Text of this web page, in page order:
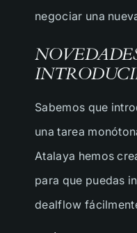
negociar una
Sabemos que
una tarea
Atalaya hemos
para que puedas
dealflow
contacto contigo
Nombre Completo
Empresa